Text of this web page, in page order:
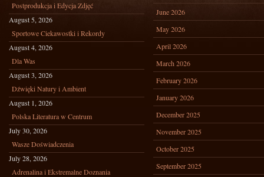
Postprodukcja i Edycja Zdjęć
August 5, 2026
Sportowe Ciekawostki i Rekordy
August 4, 2026
Dla Was
August 3, 2026
Dźwięki Natury i Ambient
August 1, 2026
Polska Literatura w Centrum
July 30, 2026
Wasze Doświadczenia
July 28, 2026
Adrenalina i Ekstremalne Doznania
June 2026
May 2026
April 2026
March 2026
February 2026
January 2026
December 2025
November 2025
October 2025
September 2025